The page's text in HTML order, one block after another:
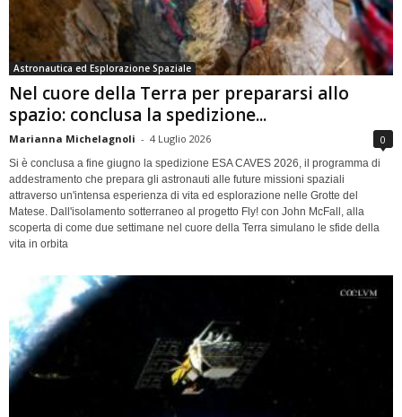
Astronautica ed Esplorazione Spaziale
Nel cuore della Terra per prepararsi allo
spazio: conclusa la spedizione...
Marianna Michelagnoli - 4 Luglio 2026 0
Si è conclusa a fine giugno la spedizione ESA CAVES 2026, il programma di
addestramento che prepara gli astronauti alle future missioni spaziali
attraverso un'intensa esperienza di vita ed esplorazione nelle Grotte del
Matese. Dall'isolamento sotterraneo al progetto Fly! con John McFall, alla
scoperta di come due settimane nel cuore della Terra simulano le sfide della
vita in orbita